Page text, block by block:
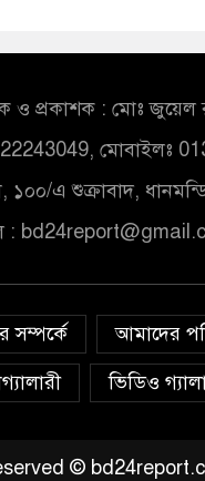
ও প্রকাশক : মোঃ জুয়েল
মোবাইলঃ
এ শুক্রাবাদ,
:
সম্পর্কে
আমাদের
ভিডিও
©